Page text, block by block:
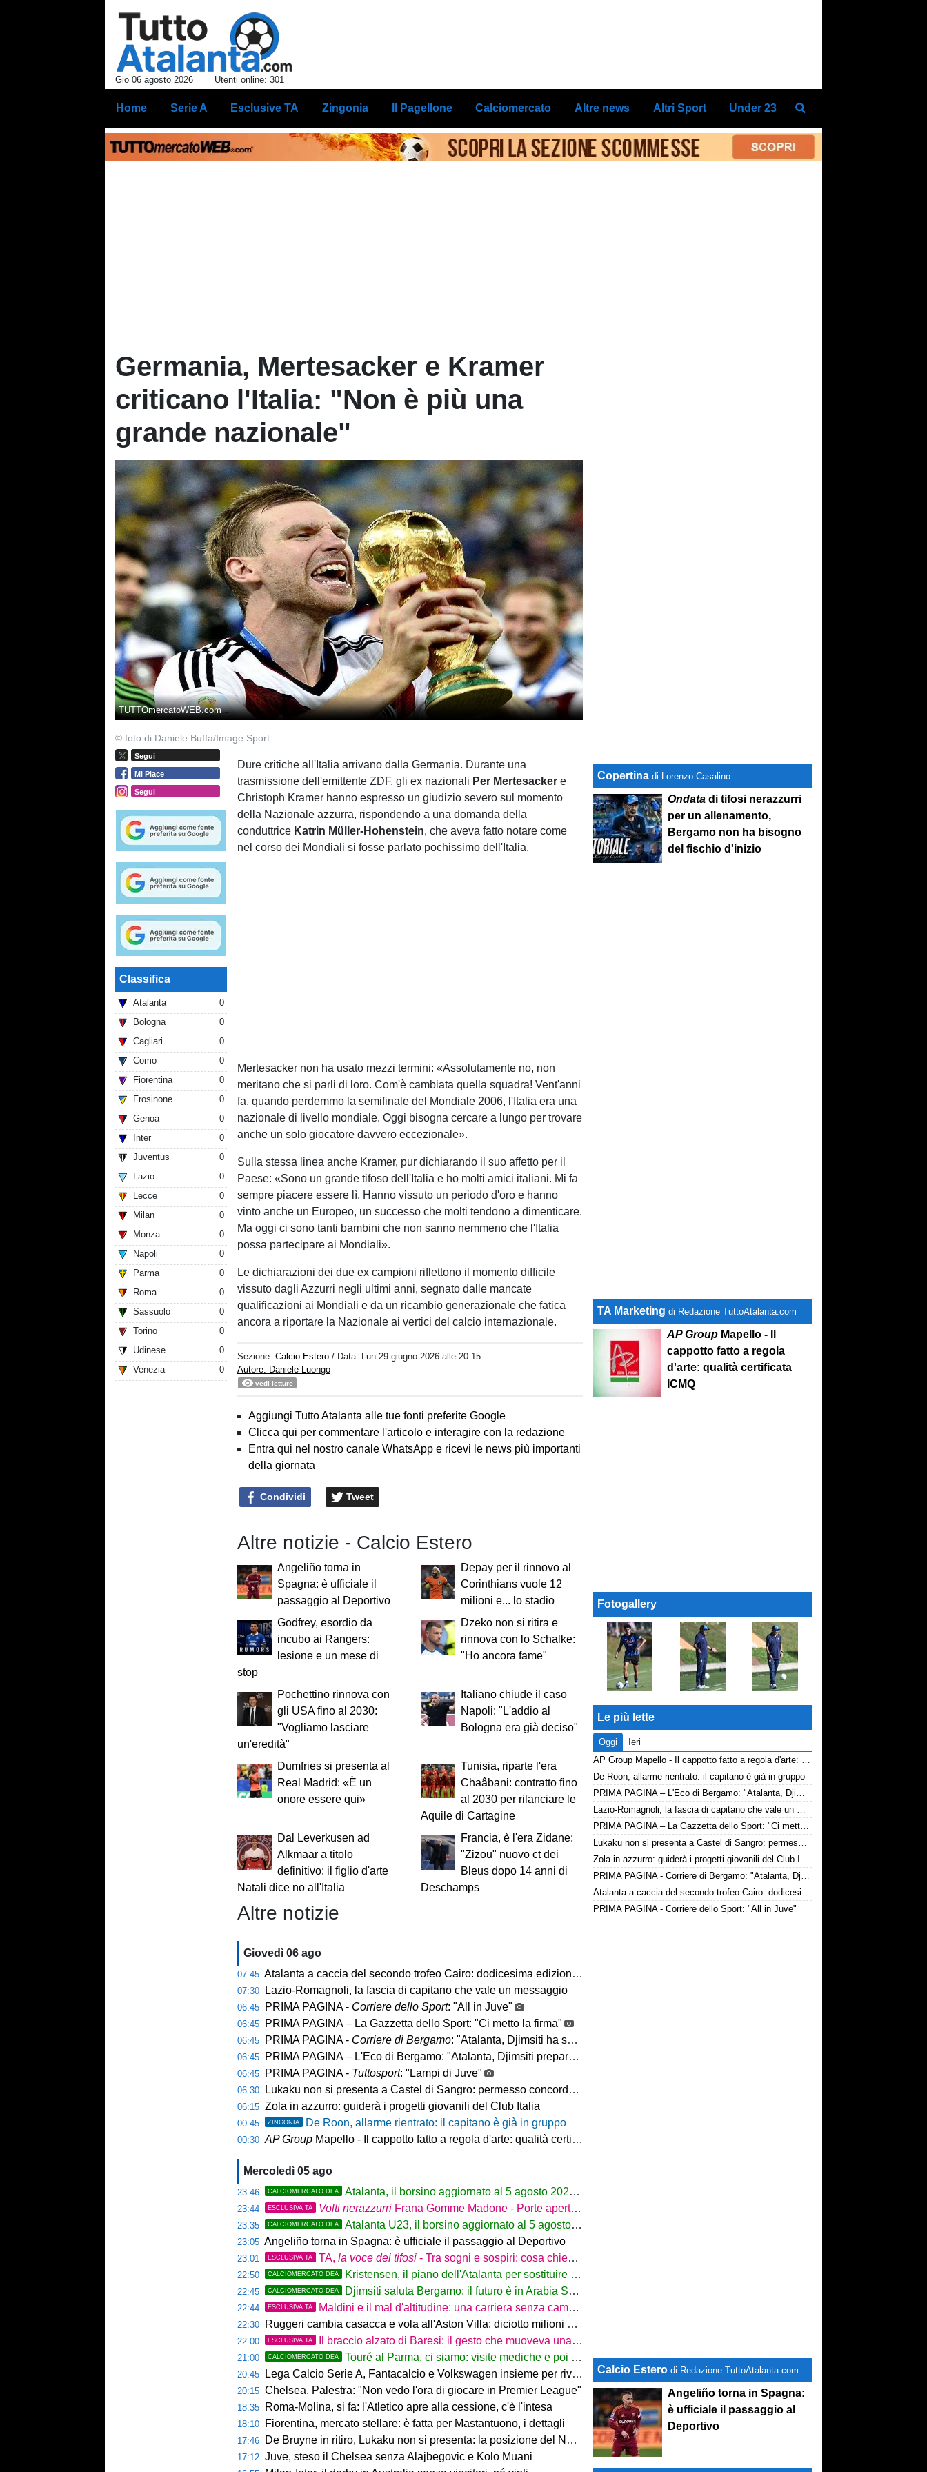
Gio 06 agosto 2026 Utenti online: 301
Home Serie A Esclusive TA Zingonia Il Pagellone Calciomercato Altre news Altri Sport Under 23
Germania, Mertesacker e Kramer
criticano l'Italia: "Non è più una
grande nazionale"
TUTTOmercatoWEB.com
© foto di Daniele Buffa/Image Sport
Segui
Mi Piace
Segui
Classifica
Atalanta
0
Bologna
0
Cagliari
0
Como
0
Fiorentina
0
Frosinone
0
Genoa
0
Inter
0
Juventus
0
Lazio
0
Lecce
0
Milan
0
Monza
0
Napoli
0
Parma
0
Roma
0
Sassuolo
0
Torino
0
Udinese
0
Venezia
0
Dure critiche all'Italia arrivano dalla Germania. Durante una
trasmissione dell'emittente ZDF, gli ex nazionali Per Mertesacker e
Christoph Kramer hanno espresso un giudizio severo sul momento
della Nazionale azzurra, rispondendo a una domanda della
conduttrice Katrin Müller-Hohenstein, che aveva fatto notare come
nel corso dei Mondiali si fosse parlato pochissimo dell'Italia.
Mertesacker non ha usato mezzi termini: «Assolutamente no, non
meritano che si parli di loro. Com'è cambiata quella squadra! Vent'anni
fa, quando perdemmo la semifinale del Mondiale 2006, l'Italia era una
nazionale di livello mondiale. Oggi bisogna cercare a lungo per trovare
anche un solo giocatore davvero eccezionale».
Sulla stessa linea anche Kramer, pur dichiarando il suo affetto per il
Paese: «Sono un grande tifoso dell'Italia e ho molti amici italiani. Mi fa
sempre piacere essere lì. Hanno vissuto un periodo d'oro e hanno
vinto anche un Europeo, un successo che molti tendono a dimenticare.
Ma oggi ci sono tanti bambini che non sanno nemmeno che l'Italia
possa partecipare ai Mondiali».
Le dichiarazioni dei due ex campioni riflettono il momento difficile
vissuto dagli Azzurri negli ultimi anni, segnato dalle mancate
qualificazioni ai Mondiali e da un ricambio generazionale che fatica
ancora a riportare la Nazionale ai vertici del calcio internazionale.
Sezione:Calcio Estero / Data: Lun 29 giugno 2026 alle 20:15
Autore: Daniele Luongo
vedi letture
Aggiungi Tutto Atalanta alle tue fonti preferite Google
Clicca qui per commentare l'articolo e interagire con la redazione
Entra qui nel nostro canale WhatsApp e ricevi le news più importanti
della giornata
Condividi Tweet
Altre notizie - Calcio Estero
Angeliño torna in
Spagna: è ufficiale il
passaggio al Deportivo
Depay per il rinnovo al
Corinthians vuole 12
milioni e... lo stadio
Godfrey, esordio da
incubo ai Rangers:
lesione e un mese di
stop
Dzeko non si ritira e
rinnova con lo Schalke:
"Ho ancora fame"
Pochettino rinnova con
gli USA fino al 2030:
"Vogliamo lasciare
un'eredità"
Italiano chiude il caso
Napoli: "L'addio al
Bologna era già deciso"
Dumfries si presenta al
Real Madrid: «È un
onore essere qui»
Tunisia, riparte l'era
Chaâbani: contratto fino
al 2030 per rilanciare le
Aquile di Cartagine
Dal Leverkusen ad
Alkmaar a titolo
definitivo: il figlio d'arte
Natali dice no all'Italia
Francia, è l'era Zidane:
"Zizou" nuovo ct dei
Bleus dopo 14 anni di
Deschamps
Altre notizie
Giovedì 06 ago
07:45 Atalanta a caccia del secondo trofeo Cairo: dodicesima edizione al via
07:30 Lazio-Romagnoli, la fascia di capitano che vale un messaggio
06:45 PRIMA PAGINA - Corriere dello Sport: "All in Juve"
06:45 PRIMA PAGINA – La Gazzetta dello Sport: "Ci metto la firma"
06:45 PRIMA PAGINA - Corriere di Bergamo: "Atalanta, Djimsiti ha scelto l’Arabia"
06:45 PRIMA PAGINA – L'Eco di Bergamo: "Atalanta, Djimsiti prepara le valigie. Destinazione Arabia"
06:45 PRIMA PAGINA - Tuttosport: "Lampi di Juve"
06:30 Lukaku non si presenta a Castel di Sangro: permesso concordato
06:15 Zola in azzurro: guiderà i progetti giovanili del Club Italia
00:45 ZINGONIA De Roon, allarme rientrato: il capitano è già in gruppo
00:30 AP Group Mapello - Il cappotto fatto a regola d'arte: qualità certificata ICMQ
Mercoledì 05 ago
23:46 CALCIOMERCATO DEA Atalanta, il borsino aggiornato al 5 agosto 2026: mercato in entrata ancora in
23:44 ESCLUSIVA TA Volti nerazzurri Frana Gomme Madone - Porte aperte alla New Balance Arena: i volti dei tifosi della Dea
23:35 CALCIOMERCATO DEA Atalanta U23, il borsino aggiornato al 5 agosto 2026. Cantiere aperto per Beati
23:05 Angeliño torna in Spagna: è ufficiale il passaggio al Deportivo
23:01 ESCLUSIVA TA TA,la voce dei tifosi - Tra sogni e sospiri: cosa chiedono davvero i tifosi dell'Atalanta
22:50 CALCIOMERCATO DEA Kristensen, il piano dell'Atalanta per sostituire Djimsiti
22:45 CALCIOMERCATO DEA Djimsiti saluta Bergamo: il futuro è in Arabia Saudita! Tre milioni e firma biennale
22:44 ESCLUSIVA TA Maldini e il mal d'altitudine: una carriera senza campi base
22:30 Ruggeri cambia casacca e vola all'Aston Villa: diciotto milioni più bonus
22:00 ESCLUSIVA TA Il braccio alzato di Baresi: il gesto che muoveva una difesa intera
21:00 CALCIOMERCATO DEA Touré al Parma, ci siamo: visite mediche e poi la firma
20:45 Lega Calcio Serie A, Fantacalcio e Volkswagen insieme per rivoluzionare l’esperienza dei fantallenatori
20:15 Chelsea, Palestra: "Non vedo l'ora di giocare in Premier League"
18:35 Roma-Molina, si fa: l'Atletico apre alla cessione, c'è l'intesa
18:10 Fiorentina, mercato stellare: è fatta per Mastantuono, i dettagli
17:46 De Bruyne in ritiro, Lukaku non si presenta: la posizione del Napoli
17:12 Juve, steso il Chelsea senza Alajbegovic e Kolo Muani
Copertina di Lorenzo Casalino
Ondata di tifosi nerazzurri
per un allenamento,
Bergamo non ha bisogno
del fischio d'inizio
TA Marketing di Redazione TuttoAtalanta.com
AP Group Mapello - Il
cappotto fatto a regola
d'arte: qualità certificata
ICMQ
Fotogallery
Le più lette
Oggi
Ieri
AP Group Mapello - Il cappotto fatto a regola d'arte: qualità certificata ICMQ
De Roon, allarme rientrato: il capitano è già in gruppo
PRIMA PAGINA – L'Eco di Bergamo: "Atalanta, Djimsiti prepara le valigie. Destinazione Arabia"
Lazio-Romagnoli, la fascia di capitano che vale un messaggio
PRIMA PAGINA – La Gazzetta dello Sport: "Ci metto la firma"
Lukaku non si presenta a Castel di Sangro: permesso concordato
Zola in azzurro: guiderà i progetti giovanili del Club Italia
PRIMA PAGINA - Corriere di Bergamo: "Atalanta, Djimsiti ha scelto l’Arabia"
Atalanta a caccia del secondo trofeo Cairo: dodicesima edizione al via
PRIMA PAGINA - Corriere dello Sport: "All in Juve"
Calcio Estero di Redazione TuttoAtalanta.com
Angeliño torna in Spagna:
è ufficiale il passaggio al
Deportivo